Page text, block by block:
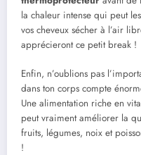
la chaleur intense qui peut
vos cheveux sécher à l’air
apprécieront ce petit break !
Enfin, n’oublions pas
dans ton corps compte
Une alimentation riche en
peut vraiment améliorer la
fruits, légumes, noix et
!